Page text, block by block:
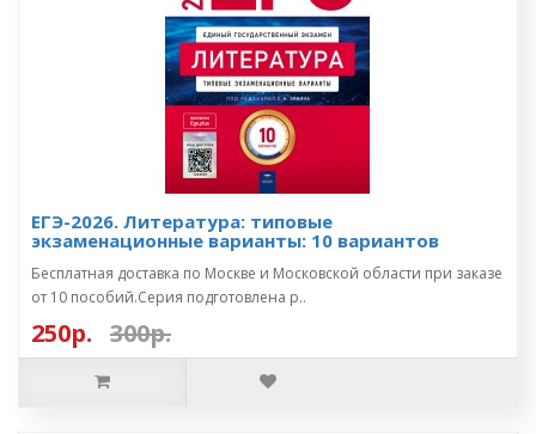
ЕГЭ-2026. Литература: типовые
экзаменационные варианты: 10 вариантов
Бесплатная доставка по Москве и Московской области при заказе
от 10 пособий.Серия подготовлена р..
250р. 300р.